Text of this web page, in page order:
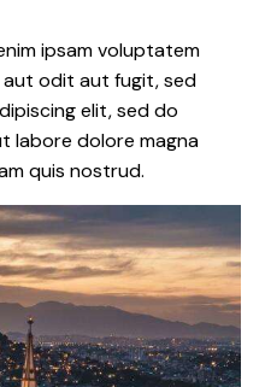
ipsam voluptatem
odit aut fugit, sed
elit, sed do
labore dolore magna
quis nostrud.